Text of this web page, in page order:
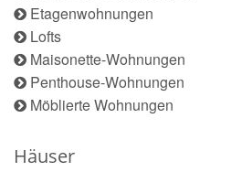
Etagenwohnungen
Lofts
Maisonette-Wohnungen
Penthouse-Wohnungen
Möblierte Wohnungen
Häuser